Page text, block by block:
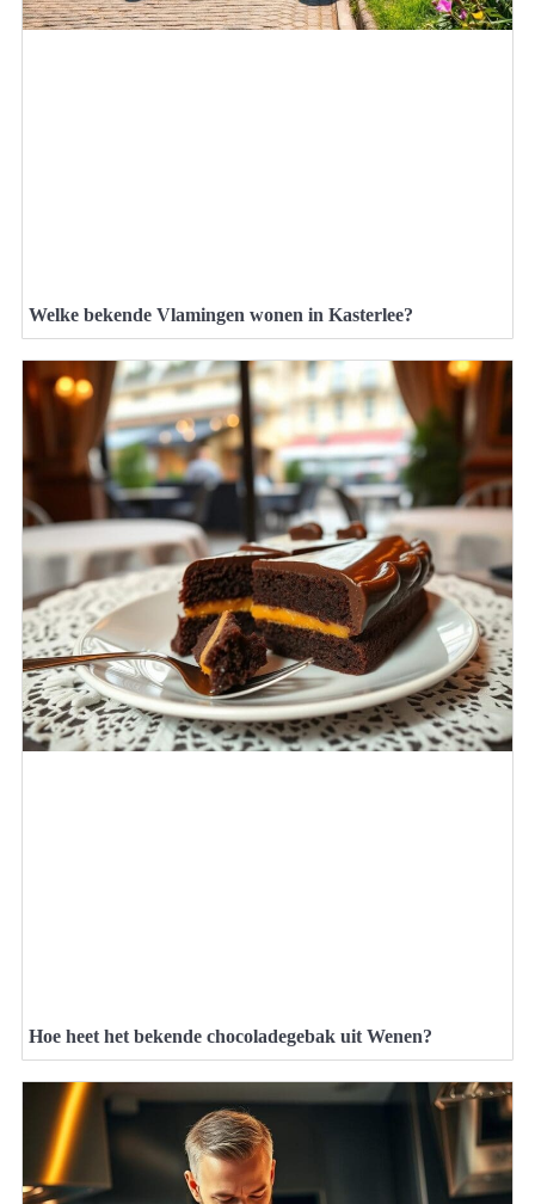
Welke bekende Vlamingen wonen in Kasterlee?
Hoe heet het bekende chocoladegebak uit Wenen?